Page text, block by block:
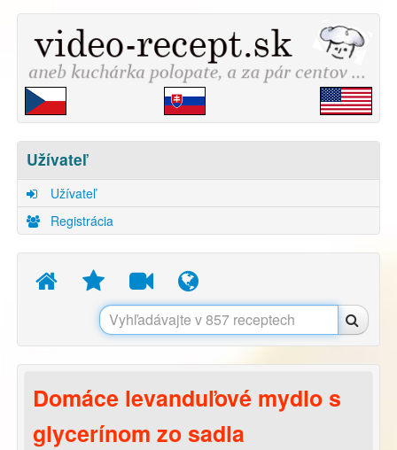
Užívateľ
Užívateľ
Registrácia
Domáce levanduľové mydlo s
glycerínom zo sadla